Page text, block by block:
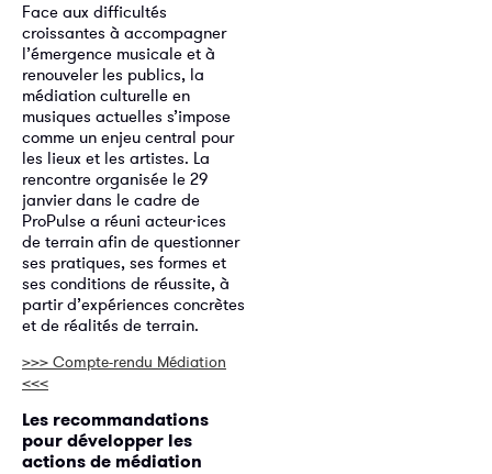
Face aux difficultés
croissantes à accompagner
l’émergence musicale et à
renouveler les publics, la
médiation culturelle en
musiques actuelles s’impose
comme un enjeu central pour
les lieux et les artistes. La
rencontre organisée le 29
janvier dans le cadre de
ProPulse a réuni acteur·ices
de terrain afin de questionner
ses pratiques, ses formes et
ses conditions de réussite, à
partir d’expériences concrètes
et de réalités de terrain.
>>> Compte-rendu Médiation
<<<
Les recommandations
pour développer les
actions de médiation